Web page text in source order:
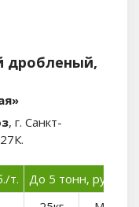
дробленый,
, г. Санкт-
т.
До 5 тонн, руб./т.